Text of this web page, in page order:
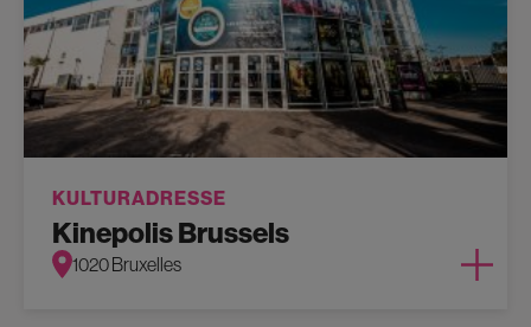
KULTURADRESSE
Kinepolis Brussels
1020 Bruxelles